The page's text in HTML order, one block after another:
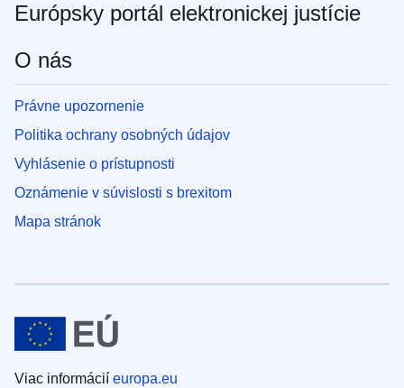
Európsky portál elektronickej justície
O nás
Právne upozornenie
Politika ochrany osobných údajov
Vyhlásenie o prístupnosti
Oznámenie v súvislosti s brexitom
Mapa stránok
Viac informácií europa.eu